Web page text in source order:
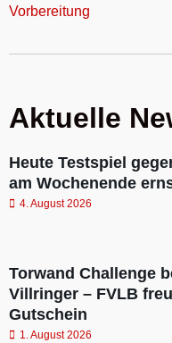
Vorbereitung
Aktuelle
Heute Testspiel
am Wochenende
4. August 2026
Torwand Challenge
Villringer – FVLB
Gutschein
1. August 2026